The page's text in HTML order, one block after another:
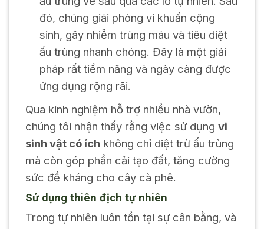
đó, chúng giải phóng vi khuẩn cộng
sinh, gây nhiễm trùng máu và tiêu diệt
ấu trùng nhanh chóng. Đây là một giải
pháp rất tiềm năng và ngày càng được
ứng dụng rộng rãi.
Qua kinh nghiệm hỗ trợ nhiều nhà vườn,
chúng tôi nhận thấy rằng việc sử dụng vi
sinh vật có ích không chỉ diệt trừ ấu trùng
mà còn góp phần cải tạo đất, tăng cường
sức đề kháng cho cây cà phê.
Sử dụng thiên địch tự nhiên
Trong tự nhiên luôn tồn tại sự cân bằng, và